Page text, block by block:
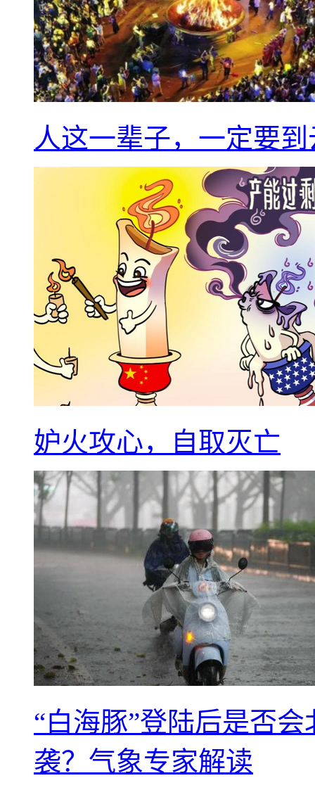
人这一辈子，一定要
妒火攻心，自取灭亡
“白海豚”登陆后是否
袭？气象专家解读